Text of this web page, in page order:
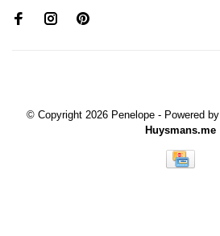
© Copyright 2026 Penelope - Powered by
Huysmans.me